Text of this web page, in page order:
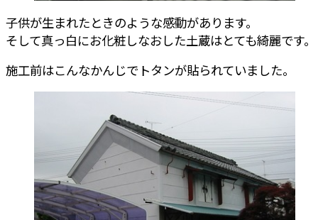
子供が生まれたときのような感動があります。
そして真っ白にお化粧しなおした土蔵はとても綺麗です。
施工前はこんなかんじでトタンが貼られていました。